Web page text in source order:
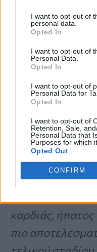
I want to opt-out of
personal data.
Opted In
I want to opt-out of
Personal Data.
Opted In
I want to opt-out of
Personal Data for
Opted In
I want to opt-out of
Retention, Sale,
Personal Data that
Purposes for which
Opted Out
CONFIRM
SMS για
Δωρητών
Ο κ. Σινάκος
Ελλάδα
προσπάθειες
αύξηση του
αποτελεί τη
καρδιάς, ήπατος
πιο